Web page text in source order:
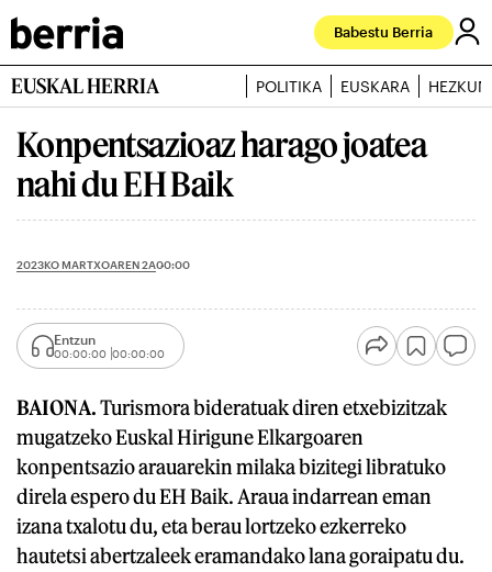
Babestu Berria
EUSKAL HERRIA POLITIKA EUSKARA
Konpentsazioaz harago joatea
nahi du EH Baik
2023KO MARTXOAREN 2A00:00
Entzun
00:00:00 00:00:00
BAIONA.Turismora bideratuak diren etxebizitzak
mugatzeko Euskal Hirigune Elkargoaren
konpentsazio arauarekin milaka bizitegi libratuko
direla espero du EH Baik. Araua indarrean eman
izana txalotu du, eta berau lortzeko ezkerreko
hautetsi abertzaleek eramandako lana goraipatu du.